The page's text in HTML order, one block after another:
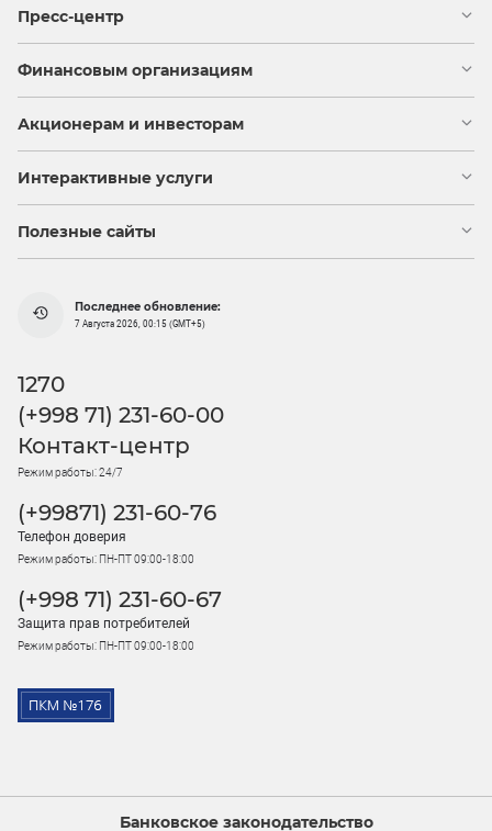
Пресс-центр
Финансовым организациям
Акционерам и инвесторам
Интерактивные услуги
Полезные сайты
Последнее обновление:
7 Августа 2026, 00:15 (GMT+5)
1270
(+998 71) 231-60-00
Контакт-центр
Режим работы: 24/7
(+99871) 231-60-76
Телефон доверия
Режим работы: ПН-ПТ 09:00-18:00
(+998 71) 231-60-67
Защита прав потребителей
Режим работы: ПН-ПТ 09:00-18:00
Банковское законодательство